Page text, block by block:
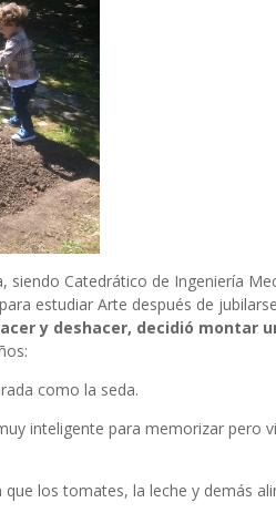
siendo Catedrático de Ingeniería
estudiar Arte después de
y deshacer, decidió montar
como la seda.
inteligente para memorizar pero
los tomates, la leche y demás